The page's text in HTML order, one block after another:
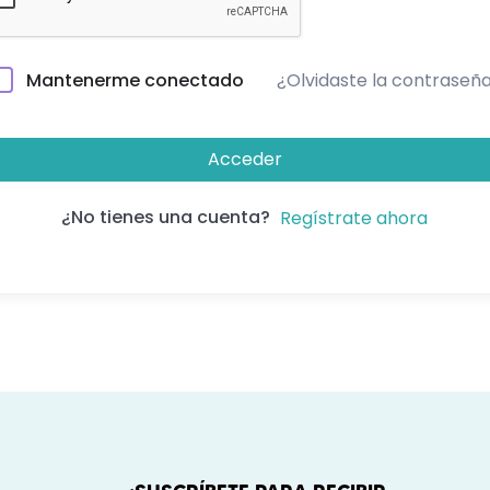
Mantenerme conectado ¿Olvidaste la
Acceder
¿No tienes una cuenta? Regístrate ahora